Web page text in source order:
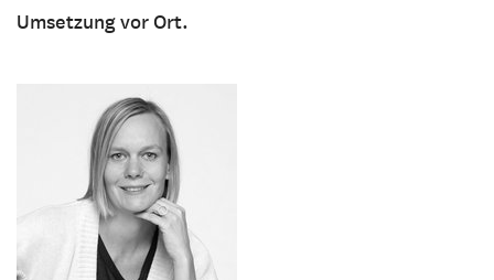
Umsetzung vor Ort.